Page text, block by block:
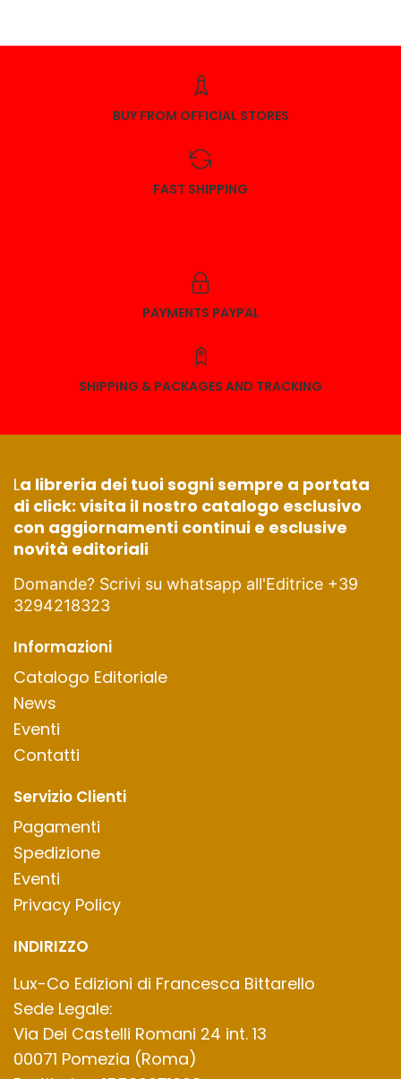
BUY FROM OFFICIAL STORES
FAST SHIPPING
PAYMENTS PAYPAL
SHIPPING & PACKAGES AND TRACKING
La libreria dei tuoi sogni sempre a portata
di click: visita il nostro catalogo esclusivo
con aggiornamenti continui e esclusive
novità editoriali
Domande? Scrivi su whatsapp all'Editrice +39
3294218323
Informazioni
Catalogo Editoriale
News
Eventi
Contatti
Servizio Clienti
Pagamenti
Spedizione
Eventi
Privacy Policy
INDIRIZZO
Lux-Co Edizioni di Francesca Bittarello
Sede Legale:
Via Dei Castelli Romani 24 int. 13
00071 Pomezia (Roma)